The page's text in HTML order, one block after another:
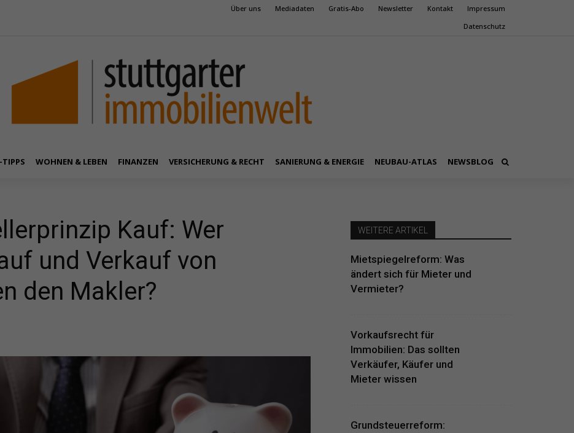
Über uns Mediadaten Gratis-Abo Newsletter Kontakt
Impressum
Datenschutz
TIPPS WOHNEN & LEBEN FINANZEN VERSICHERUNG & RECHT SANIERUNG & ENERGIE NEUBAU-ATLAS NEWSBLOG
Kauf: Wer
und Verkauf von
den Makler?
WEITERE ARTIKEL
Mietspiegelreform: Was
ändert sich für Mieter und
Vermieter?
Vorkaufsrecht für
Immobilien: Das sollten
Verkäufer, Käufer und
Mieter wissen
Grundsteuerreform: